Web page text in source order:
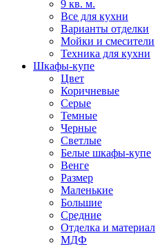
9 кв. м.
Все для кухни
Варианты отделки
Мойки и смесители
Техника для кухни
Шкафы-купе
Цвет
Коричневые
Серые
Темные
Черные
Светлые
Белые шкафы-купе
Венге
Размер
Маленькие
Большие
Средние
Отделка и материал
МДФ